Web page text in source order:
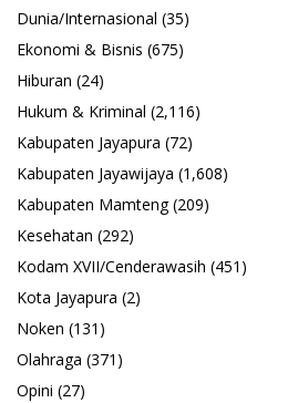
Dunia/Internasional (35)
Ekonomi & Bisnis (675)
Hiburan (24)
Hukum & Kriminal (2,116)
Kabupaten Jayapura (72)
Kabupaten Jayawijaya (1,608)
Kabupaten Mamteng(209)
Kesehatan (292)
Kodam XVII/Cenderawasih (451)
Kota Jayapura (2)
Noken (131)
Olahraga (371)
Opini (27)